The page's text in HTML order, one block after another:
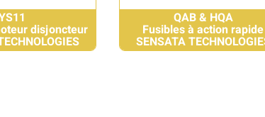
disjoncteur
QAB & HQA
Fusibles à action rapide
SENSATA